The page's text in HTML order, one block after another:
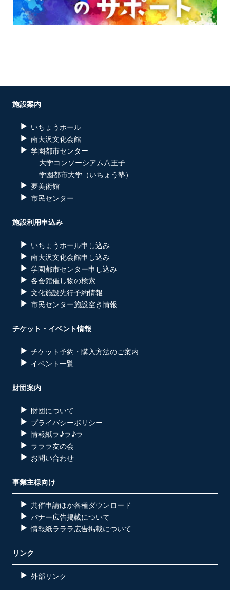
施設案内
いちょうホール
南大沢文化会館
学園都市センター
大学コンソーシアム八王子
学園都市大学（いちょう塾）
夢美術館
市民センター
施設利用申込み
いちょうホール申し込み
南大沢文化会館申し込み
学園都市センター申し込み
各会館催し物の検索
文化施設先行予約情報
市民センター施設空き情報
チケット・イベント情報
チケット予約・購入方法のご案内
イベント一覧
財団案内
財団について
プライバシーポリシー
情報紙ラ♪ラ♪ラ
ラララ友の会
お問い合わせ
事業主様向け
共催申請ほか各種ダウンロード
バナー広告掲載について
情報紙ラララ広告掲載について
リンク
外部リンク